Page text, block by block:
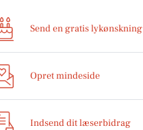
Send en gratis lykønskning
Opret mindeside
Indsend dit læserbidrag